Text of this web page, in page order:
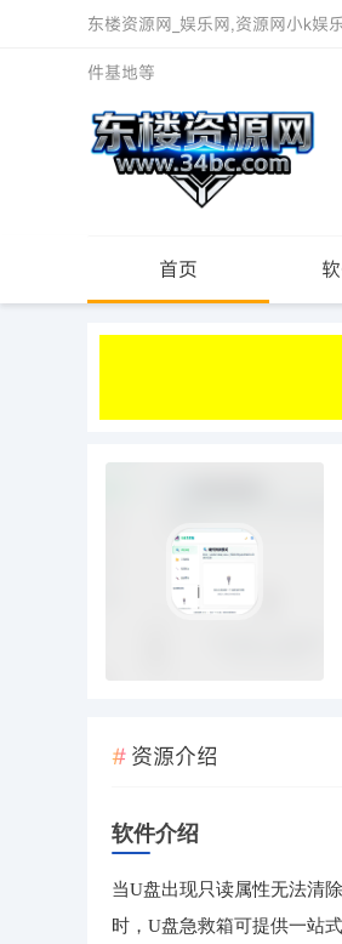
东楼资源网_娱乐网,资源网小k娱
件基地等
首页
资源介绍
软件介绍
当U盘出现只读属性无法清
时，U盘急救箱可提供一站